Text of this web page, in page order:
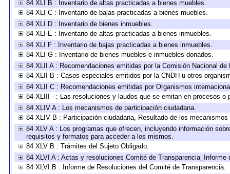
84 XLI B : Inventario de altas practicadas a bienes muebles.
84 XLI C : Inventario de bajas practicadas a bienes muebles.
84 XLI D : Inventario de bienes inmuebles.
84 XLI E : Inventario de altas practicadas a bienes inmuebles.
84 XLI F : Inventario de bajas practicadas a bienes inmuebles.
84 XLI G : Inventario de bienes muebles e inmuebles donados.
84 XLII A : Recomendaciones emitidas por la Comisión Nacional de
84 XLII B : Casos especiales emitidos por la CNDH u otros
84 XLII C : Recomendaciones emitidas por Organismos
84 XLIII - : Las resoluciones y laudos que se emitan en procesos o
84 XLIV A : Los mecanismos de participación ciudadana.
84 XLIV B : Participación ciudadana, Resultado de los
84 XLV A : Los programas que ofrecen, incluyendo información
requisitos y formatos para acceder a los mismos.
84 XLV B : Trámites del Sujeto Obligado.
84 XLVI A : Actas y resoluciones Comité de
84 XLVI B : Informe de Resoluciones del Comité de Transparencia.